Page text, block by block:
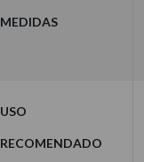
Medidas
Uso
recomendado